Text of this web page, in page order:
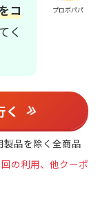
プロボパパ
コ
く
品を除く全商品
の利用、他クーポ